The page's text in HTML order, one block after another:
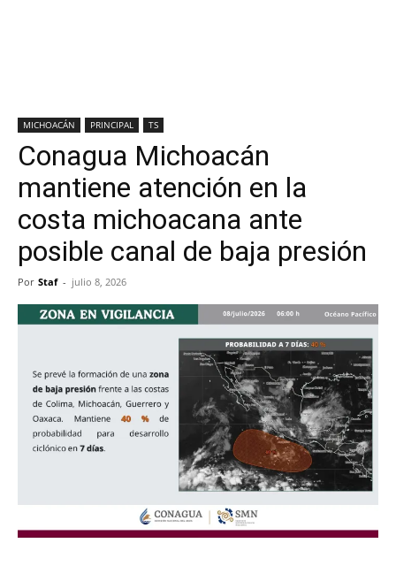
MICHOACÁN PRINCIPAL TS
Conagua Michoacán
mantiene atención en la
costa michoacana ante
posible canal de baja presión
Por Staf - julio 8, 2026